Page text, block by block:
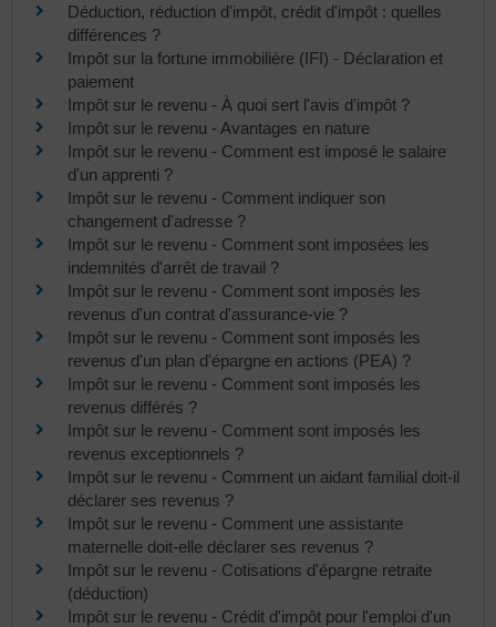
Déduction, réduction d'impôt, crédit d'impôt : quelles
différences ?
Impôt sur la fortune immobilière (IFI) - Déclaration et
paiement
Impôt sur le revenu - À quoi sert l'avis d'impôt ?
Impôt sur le revenu - Avantages en nature
Impôt sur le revenu - Comment est imposé le salaire
d'un apprenti ?
Impôt sur le revenu - Comment indiquer son
changement d'adresse ?
Impôt sur le revenu - Comment sont imposées les
indemnités d'arrêt de travail ?
Impôt sur le revenu - Comment sont imposés les
revenus d'un contrat d'assurance-vie ?
Impôt sur le revenu - Comment sont imposés les
revenus d'un plan d'épargne en actions (PEA) ?
Impôt sur le revenu - Comment sont imposés les
revenus différés ?
Impôt sur le revenu - Comment sont imposés les
revenus exceptionnels ?
Impôt sur le revenu - Comment un aidant familial doit-il
déclarer ses revenus ?
Impôt sur le revenu - Comment une assistante
maternelle doit-elle déclarer ses revenus ?
Impôt sur le revenu - Cotisations d'épargne retraite
(déduction)
Impôt sur le revenu - Crédit d'impôt pour l'emploi d'un